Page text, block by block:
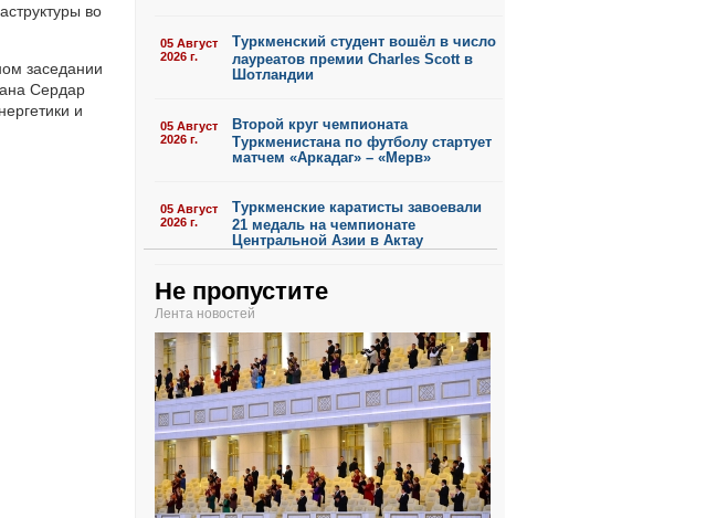
во
заседании
Сердар
и
05 Август
2026 г.
Туркменский студент вошёл в число
лауреатов премии Charles Scott в
Шотландии
05 Август
2026 г.
Второй круг чемпионата
Туркменистана по футболу стартует
матчем «Аркадаг» – «Мерв»
05 Август
2026 г.
Туркменские каратисты завоевали
21 медаль на чемпионате
Центральной Азии в Актау
Не пропустите
Лента новостей